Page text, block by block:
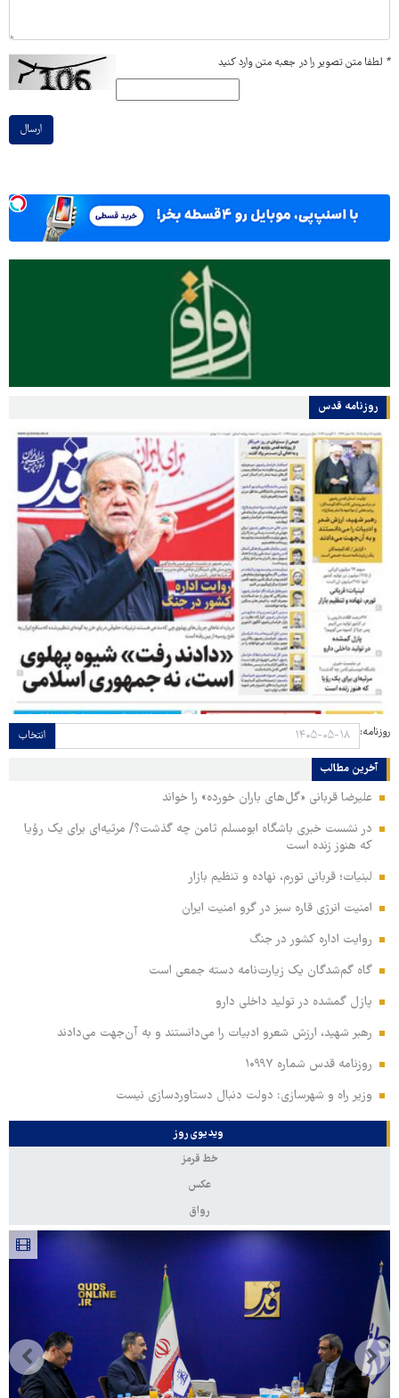
* لطفا متن تصویر را در جعبه متن وارد کنید
ارسال
روزنامه قدس
روزنامه: انتخاب
آخرین مطالب
علیرضا قربانی «گل‌های باران خورده» را خواند
در نشست خبری باشگاه ابومسلم ثامن چه گذشت؟/ مرثیه‌ای برای یک رؤیا
که هنوز زنده است
لبنیات؛ قربانی تورم، نهاده و تنظیم بازار
امنیت انرژی قاره سبز در گرو امنیت ایران
روایت اداره کشور در جنگ
گاه گم‌شدگان یک زیارت‌نامه دسته جمعی است
پازل گمشده در تولید داخلی دارو
رهبر شهید، ارزش شعرو ادبیات را می‌دانستند و به آن‌جهت می‌دادند
روزنامه قدس شماره ۱۰۹۹۷
وزیر راه و شهرسازی: دولت دنبال دستاوردسازی نیست
ویدیوی روز
خط قرمز
عکس
رواق